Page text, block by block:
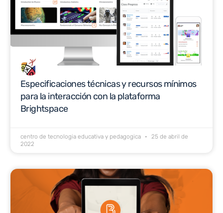
Especificaciones técnicas y recursos mínimos
para la interacción con la plataforma
Brightspace
centro de tecnologia educativa y pedagogica
25 de abril de
2022